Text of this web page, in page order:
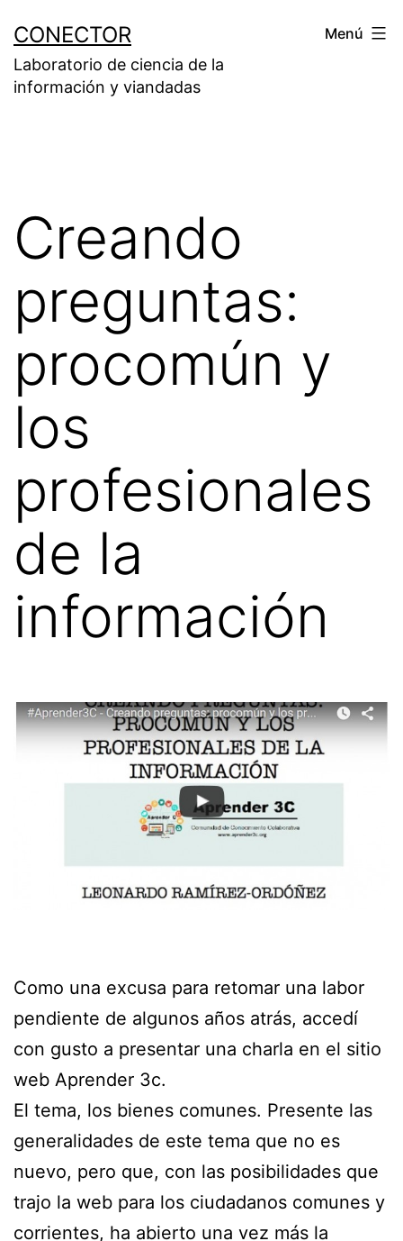
contenido
CONECTOR
Laboratorio de ciencia de la
información y viandadas
Menú
Creando
preguntas:
procomún y
los
profesionales
de la
información
Como una excusa para retomar una labor
pendiente de algunos años atrás, accedí
con gusto a presentar una charla en el sitio
web Aprender 3c.
El tema, los bienes comunes. Presente las
generalidades de este tema que no es
nuevo, pero que, con las posibilidades que
trajo la web para los ciudadanos comunes y
corrientes, ha abierto una vez más la